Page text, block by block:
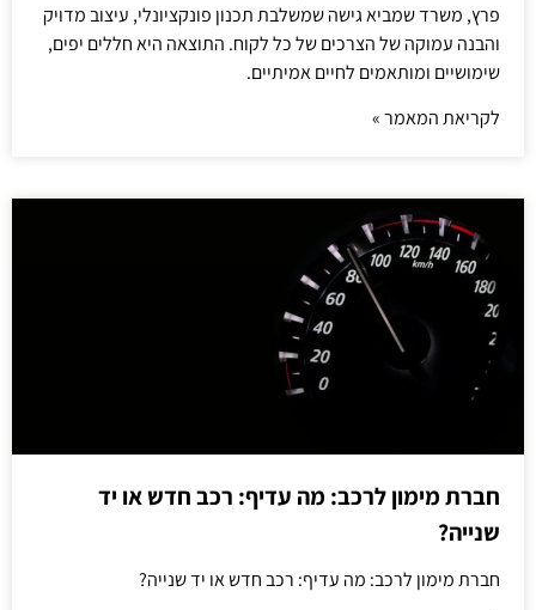
פרץ, משרד שמביא גישה שמשלבת תכנון פונקציונלי, עיצוב מדויק
והבנה עמוקה של הצרכים של כל לקוח. התוצאה היא חללים יפים,
שימושיים ומותאמים לחיים אמיתיים.
לקריאת המאמר »
חברת מימון לרכב: מה עדיף: רכב חדש או יד
שנייה?
חברת מימון לרכב: מה עדיף: רכב חדש או יד שנייה?